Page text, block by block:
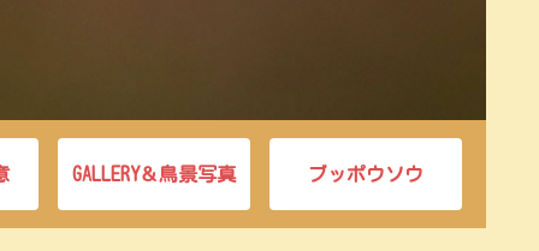
GALLERY＆鳥景写真 ブッポウソウ